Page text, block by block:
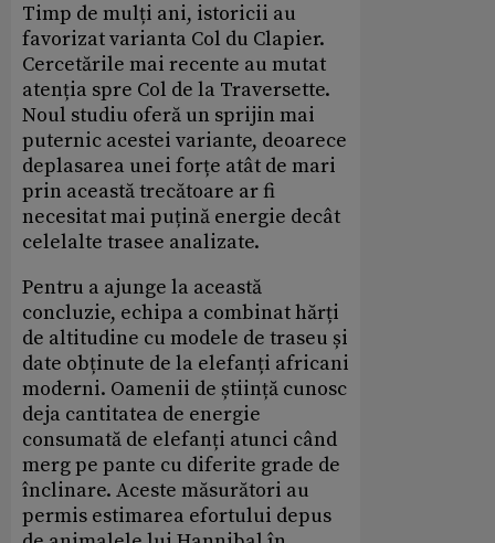
Timp de mulți ani, istoricii au
favorizat varianta Col du Clapier.
Cercetările mai recente au mutat
atenția spre Col de la Traversette.
Noul studiu oferă un sprijin mai
puternic acestei variante, deoarece
deplasarea unei forțe atât de mari
prin această trecătoare ar fi
necesitat mai puțină energie decât
celelalte trasee analizate.
Pentru a ajunge la această
concluzie, echipa a combinat hărți
de altitudine cu modele de traseu și
date obținute de la elefanți africani
moderni. Oamenii de știință cunosc
deja cantitatea de energie
consumată de elefanți atunci când
merg pe pante cu diferite grade de
înclinare. Aceste măsurători au
permis estimarea efortului depus